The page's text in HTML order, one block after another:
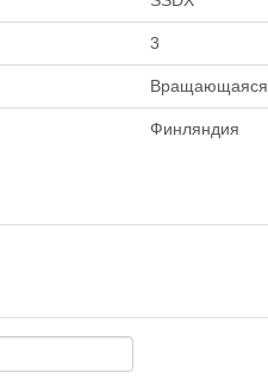
3
Вращающаяся
Финляндия